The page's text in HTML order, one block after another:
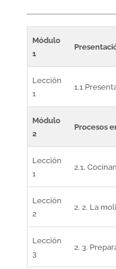
Módulo
1
Lección
1
1.1
Módulo
2
Procesos
Lección
1
2.1.
Lección
2
2. 2. La
Lección
3
2. 3.